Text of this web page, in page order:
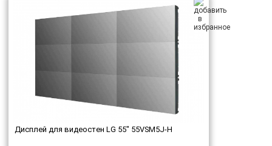
Дисплей для видеостен LG 55" 55VSM5J-H